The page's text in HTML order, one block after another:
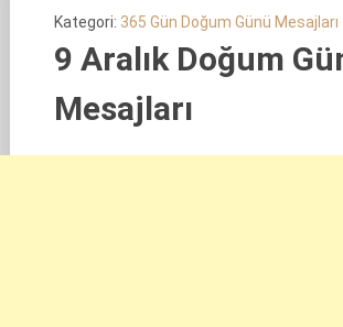
Kategori: 365 Gün Doğum Günü Mesajları
9 Aralık Doğum
Mesajları